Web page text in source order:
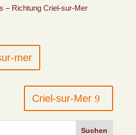
– Richtung Criel-sur-Mer
mer
Criel-sur-Mer
Suchen